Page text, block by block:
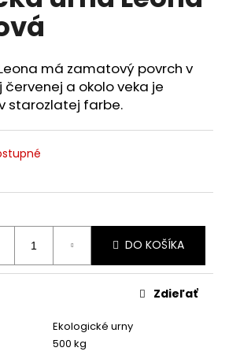
má zamatový povrch v
a okolo veka je
starozlatej farbe.
DO KOŠÍKA
Ekologické urny
500 kg
Zdieľať